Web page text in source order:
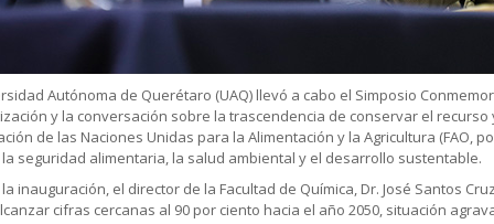
Autónoma de Querétaro (UAQ) llevó a cabo el Simposio
y la conversación sobre la trascendencia de conservar el
de las Naciones Unidas para la Alimentación y la Agricultura (FAO,
seguridad alimentaria, la salud ambiental y el desarrollo sustentable.
inauguración, el director de la Facultad de Química, Dr. José Santos
cifras cercanas al 90 por ciento hacia el año 2050, situación